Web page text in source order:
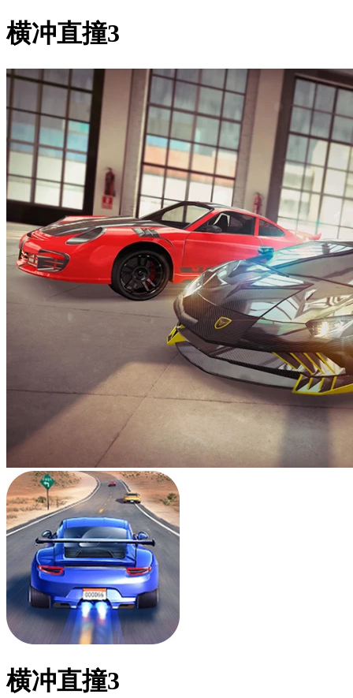
横冲直撞3
横冲直撞3